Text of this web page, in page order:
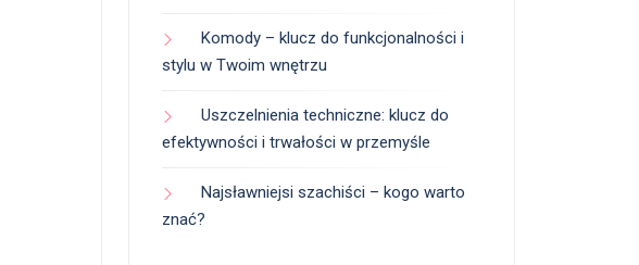
Komody – klucz do funkcjonalności i
stylu w Twoim wnętrzu
Uszczelnienia techniczne: klucz do
efektywności i trwałości w przemyśle
Najsławniejsi szachiści – kogo warto
znać?